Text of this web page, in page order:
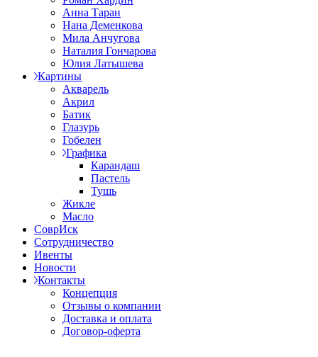
Анна Таран
Нана Деменкова
Мила Анчугова
Наталия Гончарова
Юлия Латышева
Картины
Акварель
Акрил
Батик
Глазурь
Гобелен
Графика
Карандаш
Пастель
Тушь
Жикле
Масло
СоврИск
Сотрудничество
Ивенты
Новости
Контакты
Концепция
Отзывы о компании
Доставка и оплата
Договор-оферта